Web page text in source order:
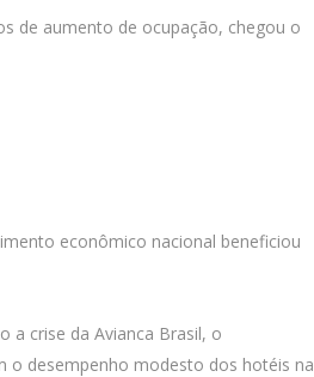
de aumento de ocupação, chegou o
econômico nacional beneficiou
a crise da Avianca Brasil, o
o desempenho modesto dos hotéis na